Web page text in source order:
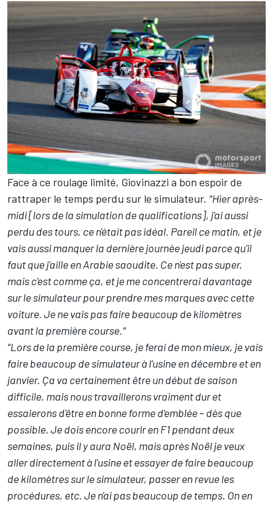
Face à ce roulage limité, Giovinazzi a bon espoir de
rattraper le temps perdu sur le simulateur. "Hier après-
midi [lors de la simulation de qualifications], j'ai aussi
perdu des tours, ce n'était pas idéal. Pareil ce matin, et je
vais aussi manquer la dernière journée jeudi parce qu'il
faut que j'aille en Arabie saoudite. Ce n'est pas super,
mais c'est comme ça, et je me concentrerai davantage
sur le simulateur pour prendre mes marques avec cette
voiture. Je ne vais pas faire beaucoup de kilomètres
avant la première course."
"Lors de la première course, je ferai de mon mieux, je vais
faire beaucoup de simulateur à l'usine en décembre et en
janvier. Ça va certainement être un début de saison
difficile, mais nous travaillerons vraiment dur et
essaierons d'être en bonne forme d'emblée – dès que
possible. Je dois encore courir en F1 pendant deux
semaines, puis il y aura Noël, mais après Noël je veux
aller directement à l'usine et essayer de faire beaucoup
de kilomètres sur le simulateur, passer en revue les
procédures, etc. Je n'ai pas beaucoup de temps. On en